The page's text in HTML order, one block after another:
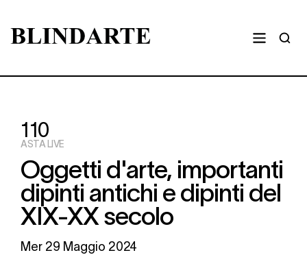
110
ASTA LIVE
Oggetti d'arte, importanti
dipinti antichi e dipinti del
XIX-XX secolo
Mer 29 Maggio 2024